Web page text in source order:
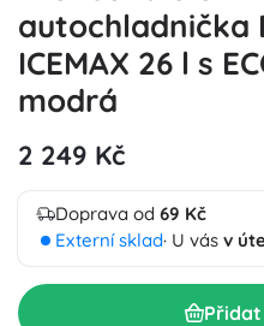
autochladnička
ICEMAX 26 l s
modrá
2 249 Kč
Doprava od 69 Kč
Externí sklad· U vás v
Přidat